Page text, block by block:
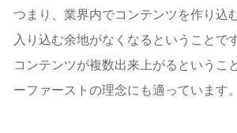
つまり、業界内でコンテンツを作り込
入り込む余地がなくなるということで
コンテンツが複数出来上がるというこ
ーファーストの理念にも適っています。